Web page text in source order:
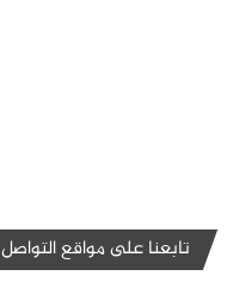
تابعنا على مواقع التواصل